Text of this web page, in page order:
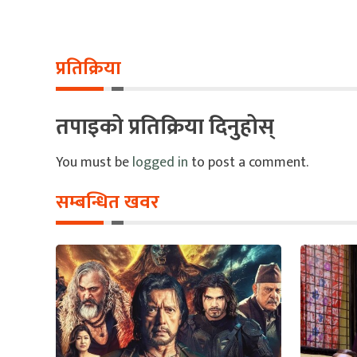
प्रतिक्रिया
तपाइको प्रतिक्रिया दिनुहोस्
You must belogged in to post a comment.
सम्बन्धित खवर